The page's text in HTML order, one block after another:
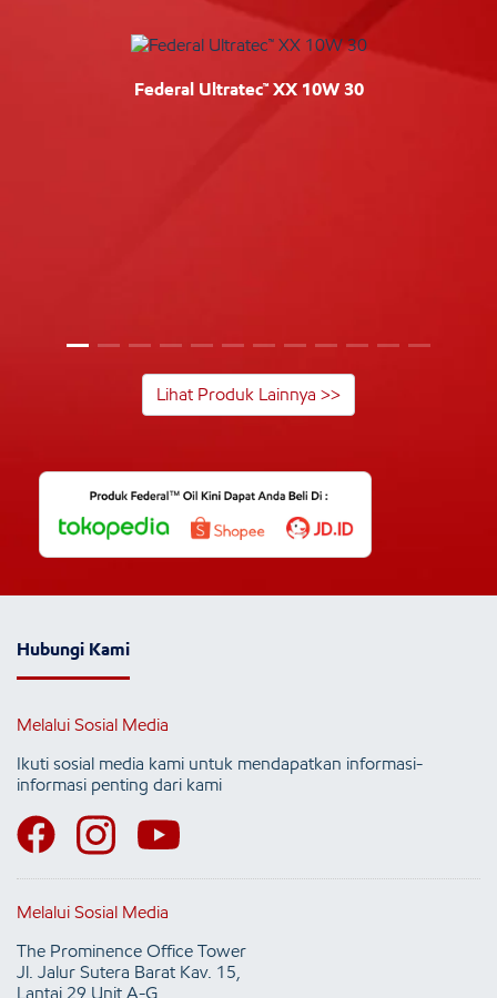
Federal Ultratec™ XX 10W 30
Lihat Produk Lainnya >>
Hubungi Kami
Melalui Sosial Media
Ikuti sosial media kami untuk mendapatkan informasi-
informasi penting dari kami
Melalui Sosial Media
The Prominence Office Tower
Jl. Jalur Sutera Barat Kav. 15,
Lantai 29 Unit A-G